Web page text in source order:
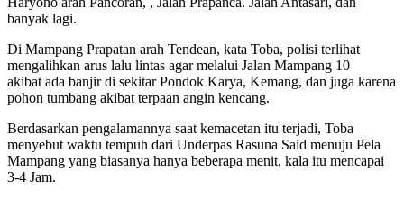
banyak lagi.
Di Mampang Prapatan arah Tendean, kata Toba, polisi terlihat
mengalihkan arus lalu lintas agar melalui Jalan Mampang 10
akibat ada banjir di sekitar Pondok Karya, Kemang, dan juga karena
pohon tumbang akibat terpaan angin kencang.
Berdasarkan pengalamannya saat kemacetan itu terjadi, Toba
menyebut waktu tempuh dari Underpas Rasuna Said menuju Pela
Mampang yang biasanya hanya beberapa menit, kala itu mencapai
3-4 Jam.